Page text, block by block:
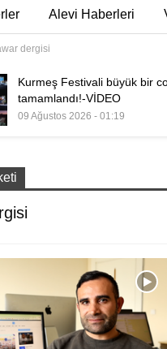
Alevi Haberleri
dergisi
Kurmeş Festivali büyük bir
tamamlandı!-VİDEO
09 Ağustos 2026 - 01:19